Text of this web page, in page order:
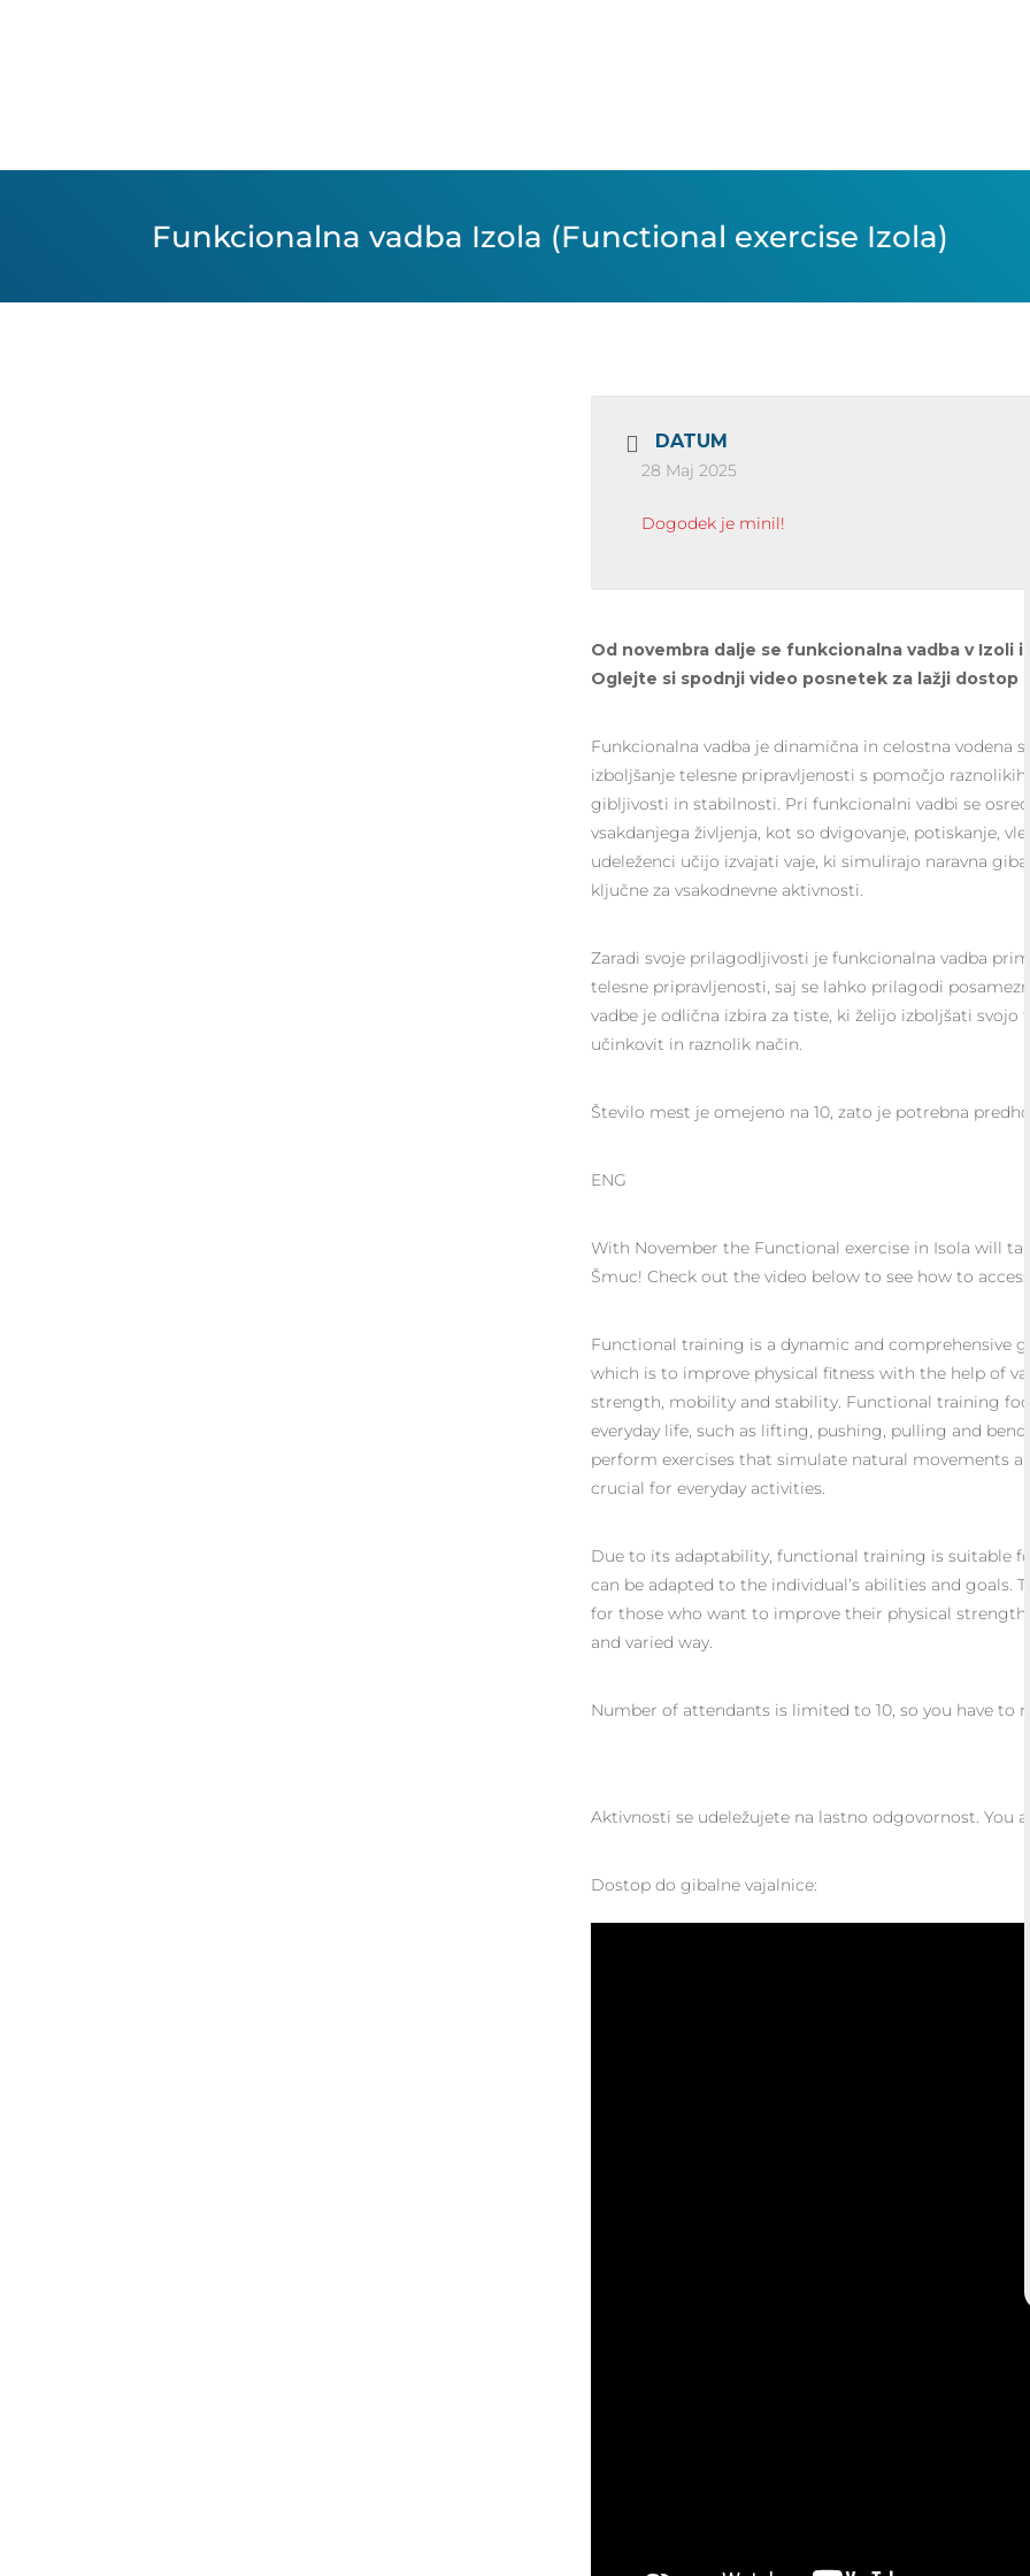
Funkcionalna vadba Izola (Functional exercise Izola)
DATUM
28 Maj 2025
Dogodek je minil!
Od novembra dalje se funkcionalna vadba v Izoli
Oglejte si spodnji video posnetek za lažji dostop
Funkcionalna vadba je dinamična in celostna vodena
izboljšanje telesne pripravljenosti s pomočjo raznolikih
gibljivosti in stabilnosti. Pri funkcionalni vadbi se
vsakdanjega življenja, kot so dvigovanje, potiskanje,
udeleženci učijo izvajati vaje, ki simulirajo naravna
ključne za vsakodnevne aktivnosti.
Zaradi svoje prilagodljivosti je funkcionalna vadba
telesne pripravljenosti, saj se lahko prilagodi
vadbe je odlična izbira za tiste, ki želijo izboljšati svojo
učinkovit in raznolik način.
Število mest je omejeno na 10, zato je potrebna
ENG
With November the Functional exercise in Isola will
Šmuc! Check out the video below to see how to access
Functional training is a dynamic and comprehensive
which is to improve physical fitness with the help of
strength, mobility and stability. Functional training
everyday life, such as lifting, pushing, pulling and
perform exercises that simulate natural movements
crucial for everyday activities.
Due to its adaptability, functional training is suitable
can be adapted to the individual’s abilities and goals.
for those who want to improve their physical
and varied way.
Number of attendants is limited to 10, so you have to
Aktivnosti se udeležujete na lastno odgovornost. You
Dostop do gibalne vajalnice: